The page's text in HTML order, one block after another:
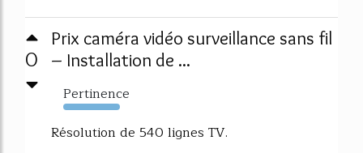
0
Prix caméra vidéo surveillance sans fil
– Installation de ...
Pertinence
8384%
Résolution de 540 lignes TV.